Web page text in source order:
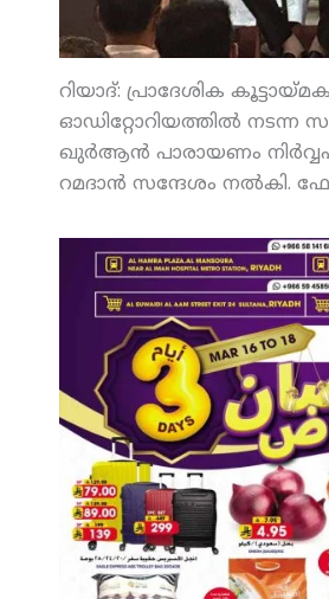
റിയാദ്: പ്രാദേശിക
ഓഡിറ്റോറിയത്തില്‍ നടന്ന
ഖുര്‍ആന്‍ പാരായണം
റമദാന്‍ സന്ദേശം നല്‍കി.